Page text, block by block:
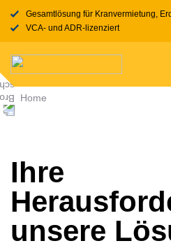
Gesamtlösung für Kranvermietung,
VCA- und ADR-lizenziert
Home
Ihre
unsere